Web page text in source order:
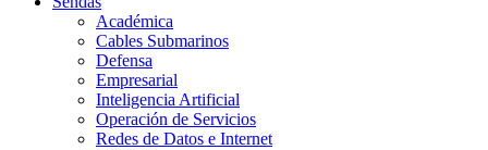
Académica
Cables Submarinos
Defensa
Empresarial
Inteligencia Artificial
Operación de Servicios
Redes de Datos e Internet